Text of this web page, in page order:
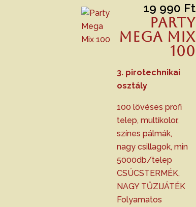
19 990 Ft
Party
Mega Mix
100
3. pirotechnikai
osztály
100 lövéses profi
telep, multikolor,
színes pálmák,
nagy csillagok, min
5000db/telep
CSÚCSTERMÉK,
NAGY TŰZIJÁTÉK
Folyamatos